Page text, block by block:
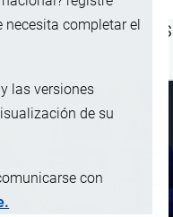
completar el
y las versiones
de su
con
DE CONTENIDOS